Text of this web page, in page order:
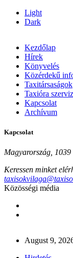
Light
Dark
Kezdőlap
Hírek
Könyvelés
Közérdekű
Taxitársaságok
Taxióra
Kapcsolat
Archívum
Kapcsolat
Magyarország,
Keressen minket
Közösségi média
August 9,